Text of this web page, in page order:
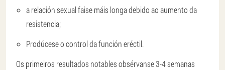
a relación sexual faise máis longa debido ao aumento da
resistencia;
Prodúcese o control da función eréctil.
Os primeiros resultados notables obsérvanse 3-4 semanas